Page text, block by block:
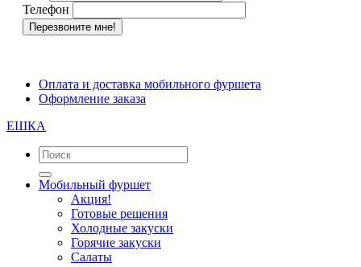
Телефон
Оплата и доставка мобильного фуршета
Оформление заказа
ЕШКА
Мобильный фуршет
Акция!
Готовые решения
Холодные закуски
Горячие закуски
Салаты